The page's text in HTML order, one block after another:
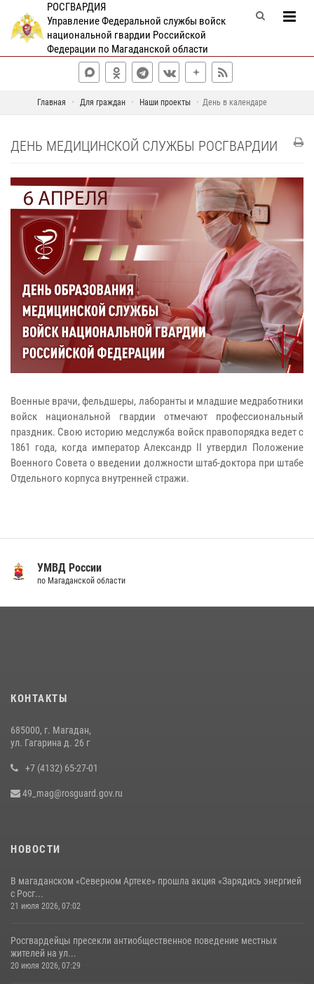
РОСГВАРДИЯ
Управление Федеральной службы войск
национальной гвардии Российской
Федерации по Магаданской области
Главная Для граждан Наши проекты День в календаре
ДЕНЬ МЕДИЦИНСКОЙ СЛУЖБЫ РОСГВАРДИИ
Военные врачи, фельдшеры, лаборанты и младшие медработники
войск национальной гвардии отмечают профессиональный
праздник. Свою историю медслужба войск правопорядка ведет с
1861 года, когда император Александр II утвердил Положение
Военного Совета о введении должности штаб-доктора при штабе
Отдельного корпуса внутренней стражи.
УМВД России
по Магаданской области
КОНТАКТЫ
685000, г. Магадан,
ул. Гагарина д. 26 г
+7 (4132) 65-27-01
49_mag@rosguard.gov.ru
НОВОСТИ
В магаданском «Северном Артеке» прошла акция «Зарядись энергией
с Росг...
21 июля 2026, 07:02
Росгвардейцы пресекли антиобщественное поведение местных
жителей на ул...
20 июля 2026, 07:29